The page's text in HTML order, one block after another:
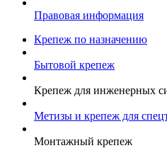
Правовая информация
Крепеж по назначению
Бытовой крепеж
Крепеж для инженерных
Метизы и крепеж для
Монтажный крепеж